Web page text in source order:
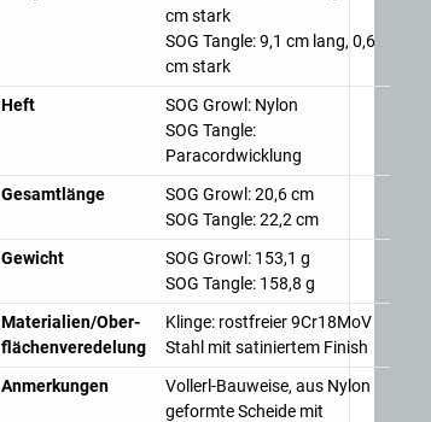
cm stark
SOG Tangle: 9,1 cm lang, 0,6
cm stark
Heft
SOG Growl: Nylon
SOG Tangle:
Paracordwicklung
Gesamtlänge
SOG Growl: 20,6 cm
SOG Tangle: 22,2 cm
Gewicht
SOG Growl: 153,1 g
SOG Tangle: 158,8 g
Materialien/Ober-
flächenveredelung
Klinge: rostfreier 9Cr18MoV
Stahl mit satiniertem Finish
Anmerkungen
Vollerl-Bauweise, aus Nylon
geformte Scheide mit